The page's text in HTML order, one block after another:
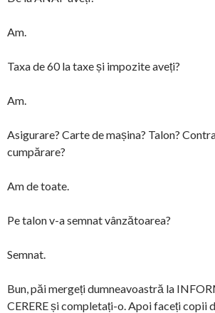
Am.
Taxa de 60 la taxe și impozite aveți?
Am.
Asigurare? Carte de mașina? Talon?
cumpărare?
Am de toate.
Pe talon v-a semnat vânzătoarea?
Semnat.
Bun, păi mergeți dumneavoastră la
CERERE și completați-o. Apoi faceți copii